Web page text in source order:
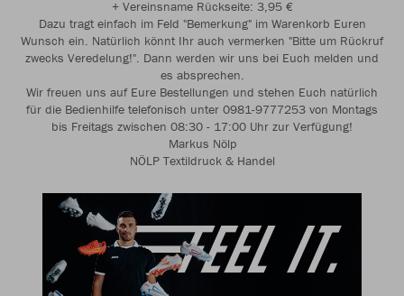
+ Vereinsname Rückseite: 3,95 €
Dazu tragt einfach im Feld "Bemerkung" im Warenkorb Euren
Wunsch ein. Natürlich könnt Ihr auch vermerken "Bitte um Rückruf
zwecks Veredelung!". Dann werden wir uns bei Euch melden und
es absprechen.
Wir freuen uns auf Eure Bestellungen und stehen Euch natürlich
für die Bedienhilfe telefonisch unter 0981-9777253 von Montags
bis Freitags zwischen 08:30 - 17:00 Uhr zur Verfügung!
Markus Nölp
NÖLP Textildruck & Handel